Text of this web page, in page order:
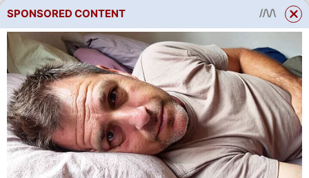
SPONSORED CONTENT